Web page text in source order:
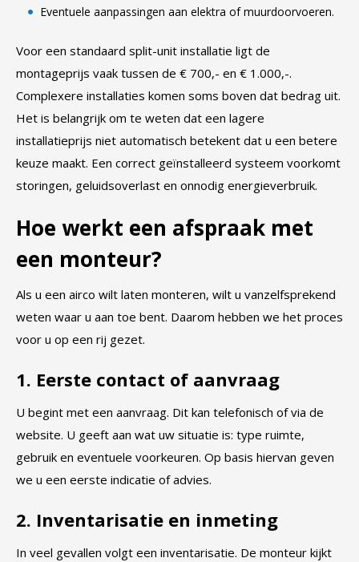
Eventuele aanpassingen aan elektra of muurdoorvoeren.
Voor een standaard split-unit installatie ligt de
montageprijs vaak tussen de € 700,- en € 1.000,-.
Complexere installaties komen soms boven dat bedrag uit.
Het is belangrijk om te weten dat een lagere
installatieprijs niet automatisch betekent dat u een betere
keuze maakt. Een correct geïnstalleerd systeem voorkomt
storingen, geluidsoverlast en onnodig energieverbruik.
Hoe werkt een afspraak met
een monteur?
Als u een airco wilt laten monteren, wilt u vanzelfsprekend
weten waar u aan toe bent. Daarom hebben we het proces
voor u op een rij gezet.
1. Eerste contact of aanvraag
U begint met een aanvraag. Dit kan telefonisch of via de
website. U geeft aan wat uw situatie is: type ruimte,
gebruik en eventuele voorkeuren. Op basis hiervan geven
we u een eerste indicatie of advies.
2. Inventarisatie en inmeting
In veel gevallen volgt een inventarisatie. De monteur kijkt